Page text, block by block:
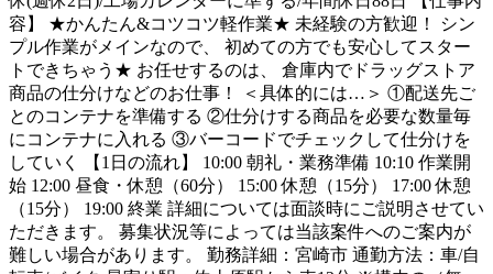
容】 ★かんたん&コツコツ軽作業★ 未経験の方歓迎！ シン
プル作業がメインなので、 初めての方でも安心してスター
トできちゃう★ お任せするのは、 倉庫内でドラッグストア
商品の仕分けなどのお仕事！ ＜具体的には…＞ ①配送先ご
とのコンテナを準備する ②仕分けする商品を必要な数量毎
にコンテナに入れる ③バーコードでチェックして仕分けを
していく 【1日の流れ】 10:00 朝礼・業務準備 10:10 作業開
始 12:00 昼食・休憩（60分） 15:00 休憩（15分） 17:00 休憩
（15分） 19:00 終業 詳細については面談時にご説明させてい
ただきます。 募集状況等によっては当該案件へのご案内が
難しい場合があります。 勤務詳細：宮崎市 通勤方法：車/自